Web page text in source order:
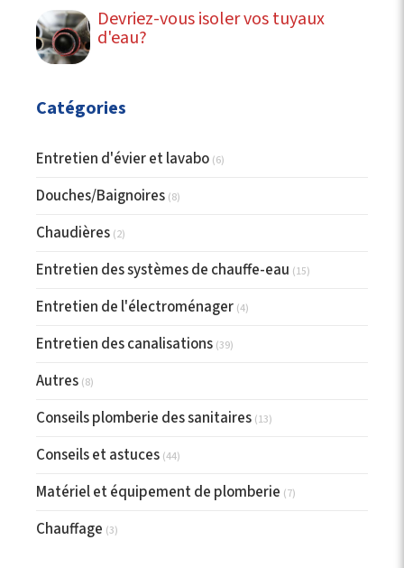
Devriez-vous isoler vos tuyaux
d'eau?
Catégories
Entretien d'évier et lavabo (6)
Douches/Baignoires (8)
Chaudières (2)
Entretien des systèmes de chauffe-eau (15)
Entretien de l'électroménager (4)
Entretien des canalisations (39)
Autres (8)
Conseils plomberie des sanitaires (13)
Conseils et astuces (44)
Matériel et équipement de plomberie (7)
Chauffage (3)